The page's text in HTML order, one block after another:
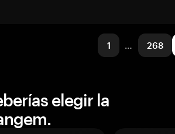
1 … 268
elegir la